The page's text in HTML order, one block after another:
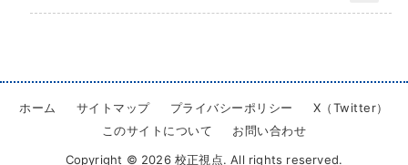
ホーム サイトマップ プライバシーポリシー
X（Twitter）
このサイトについて
お問い合わせ
Copyright © 2026 校正視点. All rights reserved.